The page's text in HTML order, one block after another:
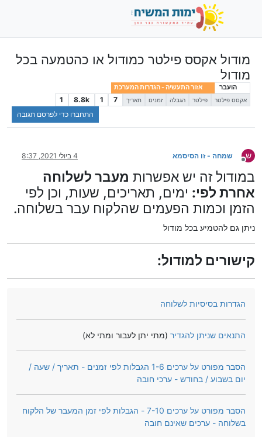
מודול אקסס פילטר כמודול או כהטמעה בכל
מודול
הועבר אזור התעשיה - הגדרות המערכת
אקסס פילטר פילטר הגבלה זמנים תאריך 7
1
8.8k
1
התחברו כדי לפרסם תגובה
ש
מנותק
שמחה - זו הסיסמא 4 ביולי 2021, 8:37
במודול זה יש אפשרות מעבר לשלוחה
אחרת לפי: ימים, תאריכים, שעות, וכן לפי
הזמן וכמות הפעמים שהלקוח עבר בשלוחה.
ניתן גם להטמיע בכל מודול
קישורים למודול:
הגדרות בסיסיות לשלוחה
התנאים שניתן להגדיר (מתי יתן לעבור ומתי לא)
הסבר מפורט על ערכים 1-6 הגבלות לפי זמנים - תאריך / שעה /
יום בשבוע / בחודש - ערכי חובה
הסבר מפורט על ערכים 7-10 - הגבלות לפי זמן המעבר של הלקוח
בשלוחה - ערכים שאינם חובה